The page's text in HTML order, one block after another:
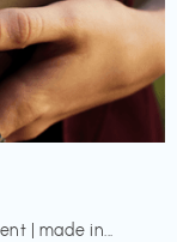
| made in...